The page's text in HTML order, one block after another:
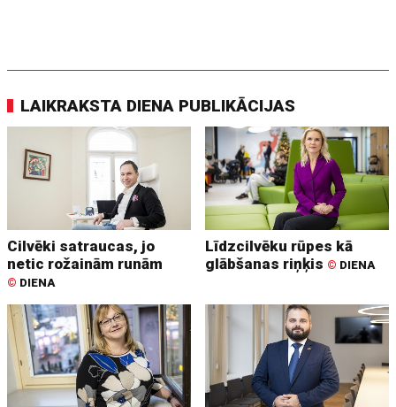
LAIKRAKSTA DIENA PUBLIKĀCIJAS
Cilvēki satraucas, jo
netic rožainām runām
© DIENA
Līdzcilvēku rūpes kā
glābšanas riņķis © DIENA